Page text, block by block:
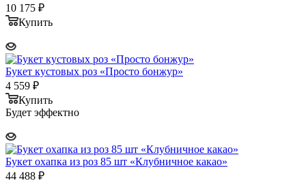
10 175 ₽
Купить
Букет кустовых роз «Просто бонжур»
4 559 ₽
Купить
Будет эффектно
Букет охапка из роз 85 шт «Клубничное какао»
44 488 ₽